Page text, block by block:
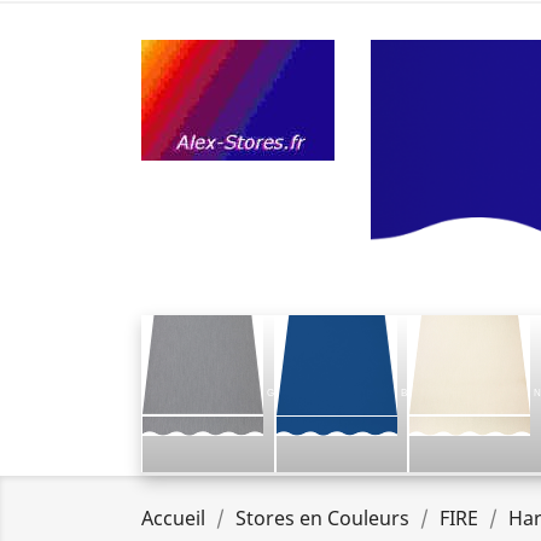
G B N
Accueil Stores en Couleurs FIRE